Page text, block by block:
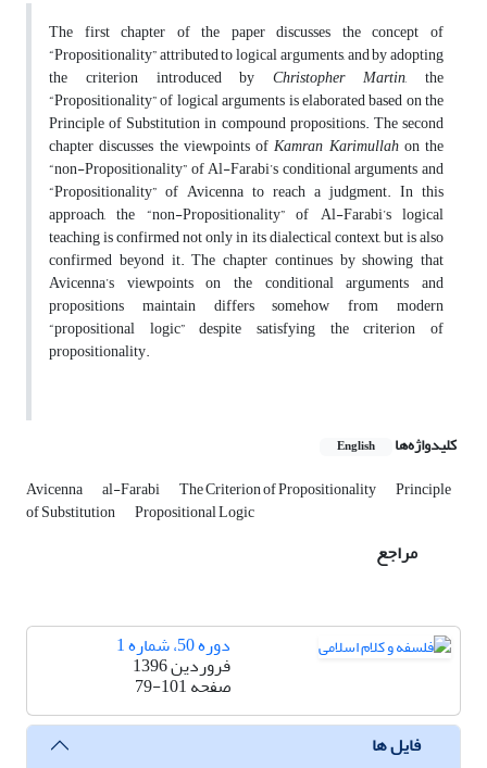
The first chapter of the paper discusses the concept of
“Propositionality” attributed to logical arguments, and by adopting
the criterion introduced byChristopher Martin, the
“Propositionality” of logical arguments is elaborated based on the
Principle of Substitution in compound propositions. The second
chapter discusses the viewpoints ofKamran Karimullahon the
“non-Propositionality” of Al-Farabi’s conditional arguments and
“Propositionality” of Avicenna to reach a judgment. In this
approach, the “non-Propositionality” of Al-Farabi’s logical
teaching is confirmed not only in its dialectical context, but is also
confirmed beyond it. The chapter continues by showing that
Avicenna’s viewpoints on the conditional arguments and
propositions maintain differs somehow from modern
“propositional logic” despite satisfying the criterion of
propositionality.
کلیدواژه‌ها English
Avicenna al-Farabi The Criterion of Propositionality Principle
of Substitution Propositional Logic
مراجع
دوره 50، شماره 1
فروردین 1396
صفحه79-101
فایل ها